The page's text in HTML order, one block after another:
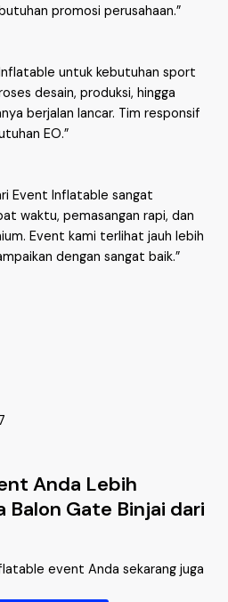
promosi perusahaan.”
untuk kebutuhan sport
desain, produksi, hingga
berjalan lancar. Tim responsif
EO.”
Event Inflatable sangat
waktu, pemasangan rapi, dan
Event kami terlihat jauh lebih
dengan sangat baik.”
Anda Lebih
Balon Gate Binjai dari
event Anda sekarang juga